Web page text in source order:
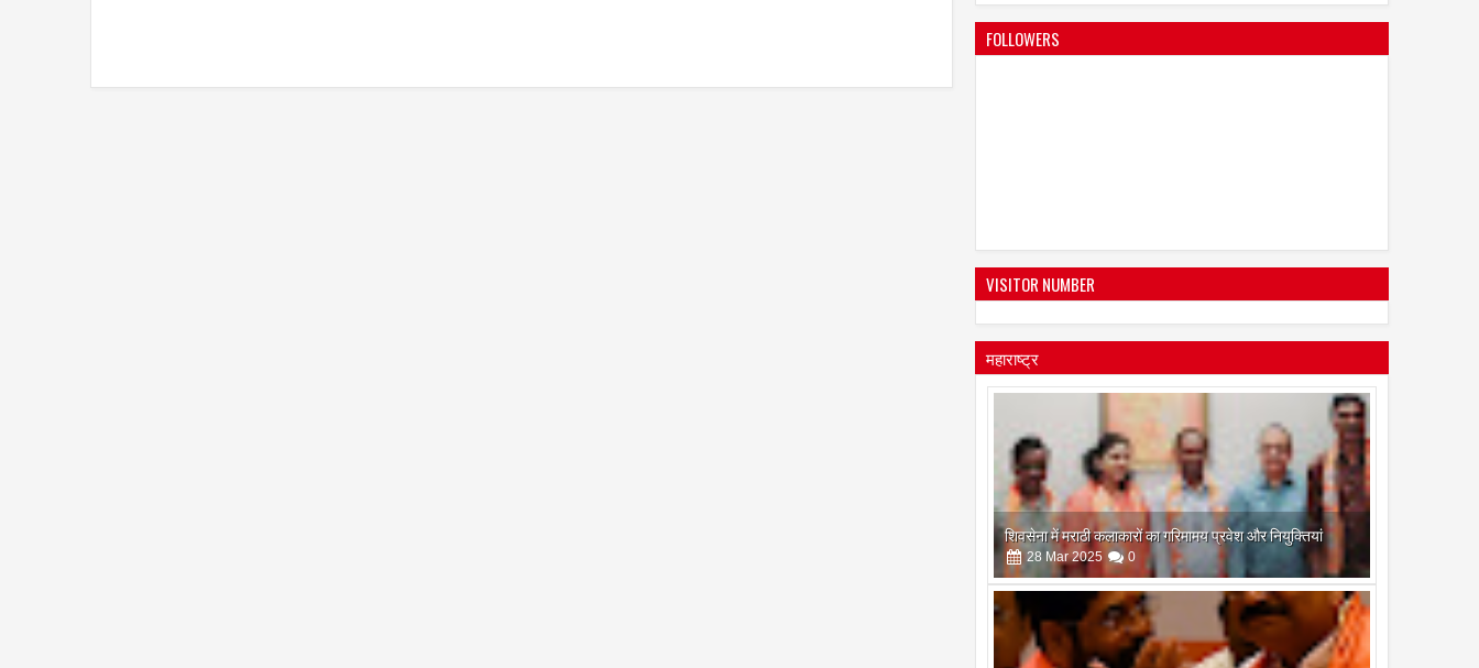
FOLLOWERS
VISITOR NUMBER
महाराष्ट्र
शिवसेना में मराठी कलाकारों का गरिमामय प्रवेश और नियुक्तियां
28 Mar 2025 0